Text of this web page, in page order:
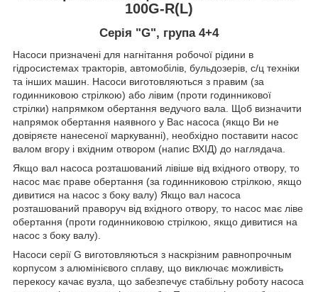
100G-R(L)
Серія "G", група 4+4
Насоси призначені для нагнітання робочої рідини в
гідросистемах тракторів, автомобілів, бульдозерів, с/ц техніки
та інших машин. Насоси виготовляються з правим (за
годинниковою стрілкою) або лівим (проти годинникової
стрілки) напрямком обертання ведучого вала. Щоб визначити
напрямок обертання наявного у Вас насоса (якщо Ви не
довіряєте нанесеної маркуванні), необхідно поставити насос
валом вгору і вхідним отвором (напис ВХІД) до наглядача.
Якщо вал насоса розташований лівіше від вхідного отвору, то
насос має праве обертання (за годинниковою стрілкою, якщо
дивитися на насос з боку валу) Якщо вал насоса
розташований праворуч від вхідного отвору, то насос має ліве
обертання (проти годинниковою стрілкою, якщо дивитися на
насос з боку валу).
Насоси серії G виготовляються з наскрізним равнопрочным
корпусом з алюмінієвого сплаву, що виключає можливість
перекосу качає вузла, що забезпечує стабільну роботу насоса